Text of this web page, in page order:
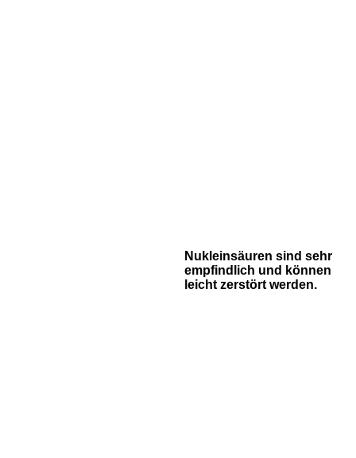
Nukleinsäuren sind sehr
empfindlich und können
leicht zerstört werden.